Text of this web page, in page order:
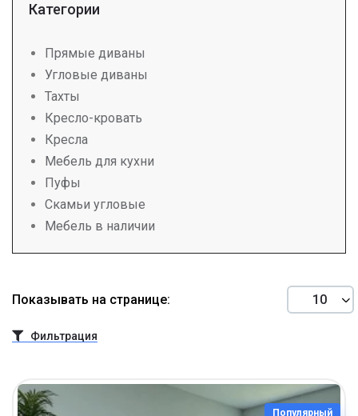
Категории
Прямые диваны
Угловые диваны
Тахты
Кресло-кровать
Кресла
Мебель для кухни
Пуфы
Скамьи угловые
Мебель в наличии
Показывать на странице:
Фильтрация
Популярный